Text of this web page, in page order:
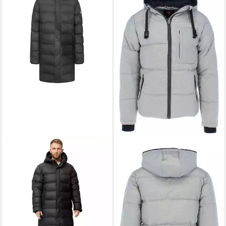
Winterjacke Albatros
164,95 €
UVP 195,00 €
-15%